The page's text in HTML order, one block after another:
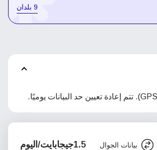
9 بلدان
بيانات الجوال 1.5جيجابايت/اليوم